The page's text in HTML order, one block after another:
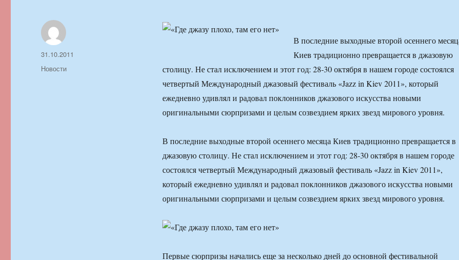
В последние выходные второй осеннего
Киев традиционно превращается в джазовую
столицу. Не стал исключением и этот год: 28-30 октября в нашем городе состоялся
четвертый Международный джазовый фестиваль «Jazz in Kiev 2011», который
ежедневно удивлял и радовал поклонников джазового искусства новыми
оригинальными сюрпризами и целым созвездием ярких звезд мирового уровня.
В последние выходные второй осеннего месяца Киев традиционно превращается в
джазовую столицу. Не стал исключением и этот год: 28-30 октября в нашем городе
состоялся четвертый Международный джазовый фестиваль «Jazz in Kiev 2011»,
который ежедневно удивлял и радовал поклонников джазового искусства новыми
оригинальными сюрпризами и целым созвездием ярких звезд мирового уровня.
Первые сюрпризы начались еще за несколько дней до основной фестивальной
Автор
Опубликовано
31.10.2011
Рубрики
Новости